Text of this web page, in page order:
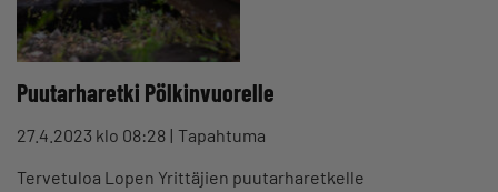
Puutarharetki Pölkinvuorelle
27.4.2023 klo 08:28 Tapahtuma
Tervetuloa Lopen Yrittäjien puutarharetkelle